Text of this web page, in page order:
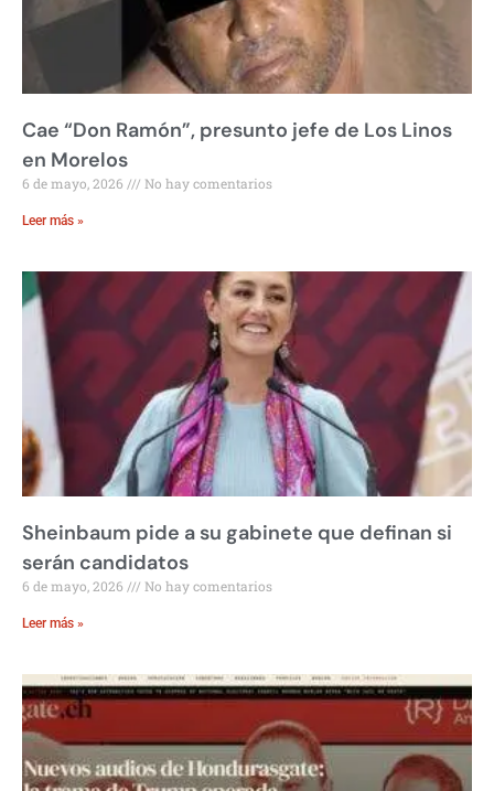
Cae “Don Ramón”, presunto jefe de Los Linos
en Morelos
6 de mayo, 2026 No hay comentarios
Leer más »
Sheinbaum pide a su gabinete que definan si
serán candidatos
6 de mayo, 2026 No hay comentarios
Leer más »